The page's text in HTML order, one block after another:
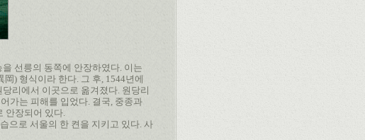
선릉의 동쪽에 안장하였다. 이는
) 형식이라 한다. 그 후, 1544년에
리에서 이곳으로 옮겨졌다. 원당리
가는 피해를 입었다. 결국, 중종과
안장되어 있다.
으로 서울의 한 켠을 지키고 있다. 사